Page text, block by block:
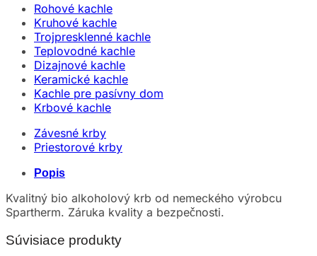
Rohové kachle
Kruhové kachle
Trojpresklenné kachle
Teplovodné kachle
Dizajnové kachle
Keramické kachle
Kachle pre pasívny dom
Krbové kachle
Závesné krby
Priestorové krby
Popis
Kvalitný bio alkoholový krb od nemeckého výrobcu
Spartherm. Záruka kvality a bezpečnosti.
Súvisiace produkty